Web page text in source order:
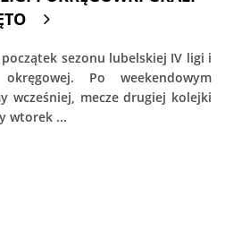
sezonu lubelskiej IV ligi i
Po weekendowym
wcześniej, mecze drugiej kolejki
wtorek ...